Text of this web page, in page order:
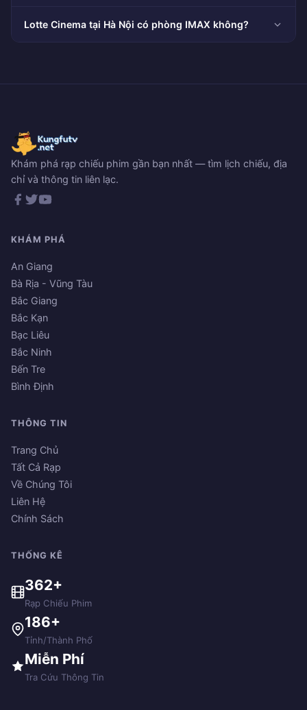
Lotte Cinema tại Hà Nội có phòng IMAX không?
Khám phá rạp chiếu phim gần bạn nhất — tìm lịch chiếu, địa
chỉ và thông tin liên lạc.
KHÁM PHÁ
An Giang
Bà Rịa - Vũng Tàu
Bắc Giang
Bắc Kạn
Bạc Liêu
Bắc Ninh
Bến Tre
Bình Định
THÔNG TIN
Trang Chủ
Tất Cả Rạp
Về Chúng Tôi
Liên Hệ
Chính Sách
THỐNG KÊ
362+
Rạp Chiếu Phim
186+
Tỉnh/Thành Phố
Miễn Phí
Tra Cứu Thông Tin